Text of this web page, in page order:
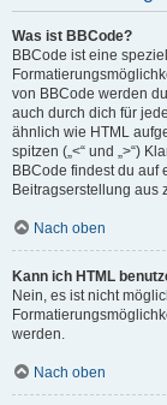
Was ist BBCode?
BBCode ist eine
von BBCode werden
auch durch dich für
ähnlich wie HTML
spitzen („<“ und „>“)
BBCode findest du auf
Beitragserstellung aus
Nach oben
Kann ich HTML
Nein, es ist nicht
werden.
Nach oben